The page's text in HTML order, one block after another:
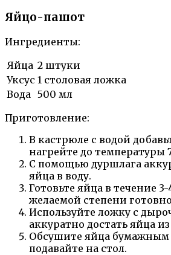
Яйцо-пашот
Ингредиенты:
Яйца 2 штуки
Уксус 1 столовая ложка
Вода 500 мл
Приготовление:
В кастрюле с водой
нагрейте до температуры
С помощью дуршлага
яйца в воду.
Готовьте яйца в течение
желаемой степени
Используйте ложку с
аккуратно достать яйца
Обсушите яйца бумажным
подавайте на стол.